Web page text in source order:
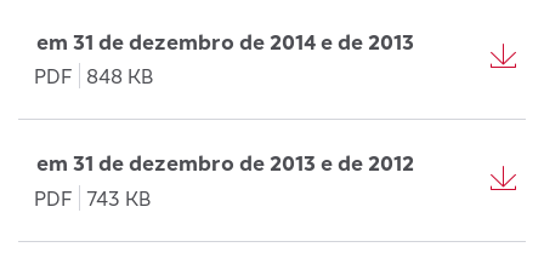
em 31 de dezembro de 2014 e de 2013
PDF
848 KB
em 31 de dezembro de 2013 e de 2012
PDF 743 KB